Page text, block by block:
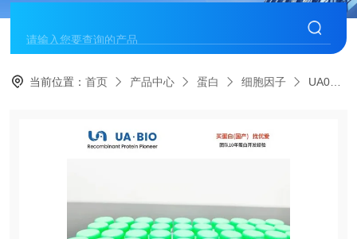
当前位置：首页 产品中心 蛋白 细胞因子 UA040046FGF-4 蛋白， 人源